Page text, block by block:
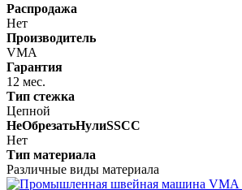
Распродажа
Нет
Производитель
VMA
Гарантия
12 мес.
Тип стежка
Цепной
НеОбрезатьНулиSSCC
Нет
Тип материала
Различные виды материала